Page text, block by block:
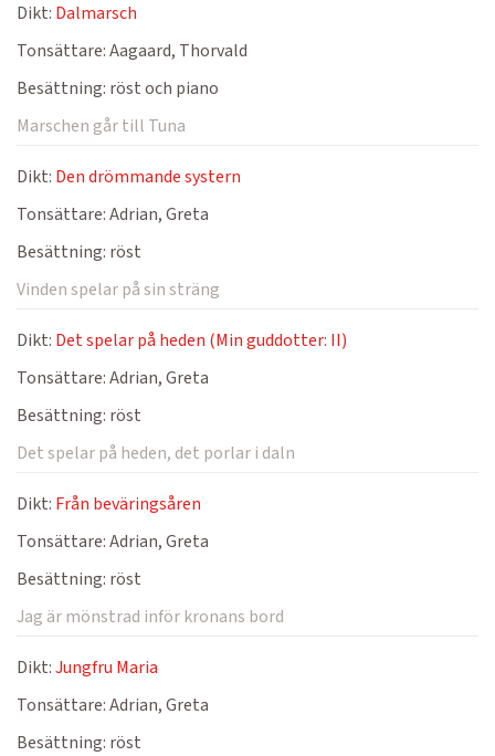
Dikt: Dalmarsch
Tonsättare:Aagaard, Thorvald
Besättning: röst och piano
Marschen går till Tuna
Dikt: Den drömmande systern
Tonsättare:Adrian, Greta
Besättning: röst
Vinden spelar på sin sträng
Dikt: Det spelar på heden (Min guddotter: II)
Tonsättare:Adrian, Greta
Besättning: röst
Det spelar på heden, det porlar i daln
Dikt: Från beväringsåren
Tonsättare:Adrian, Greta
Besättning: röst
Jag är mönstrad inför kronans bord
Dikt:Jungfru Maria
Tonsättare:Adrian, Greta
Besättning: röst